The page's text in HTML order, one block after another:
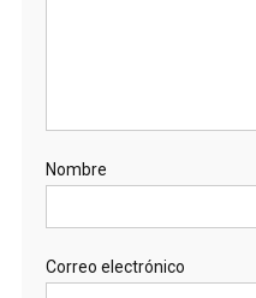
Nombre
Correo electrónico